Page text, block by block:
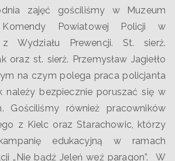
zajęć gościliśmy w Muzeum
Powiatowej Policji w
z Wydziału Prewencji. St. sierż.
oraz st. sierż. Przemysław Jagiełło
na czym polega praca policjanta
należy bezpiecznie poruszać się w
Gościliśmy również pracowników
z Kielc oraz Starachowic, którzy
edukacyjną w ramach
„Nie bądź Jeleń weź paragon”. W